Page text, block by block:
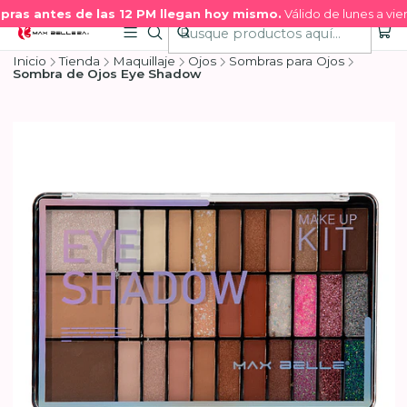
antes de las 12 PM llegan hoy mismo.Válido de lunes a
Inicio Tienda Maquillaje Ojos
Sombras para Ojos
Sombra de Ojos Eye Shadow